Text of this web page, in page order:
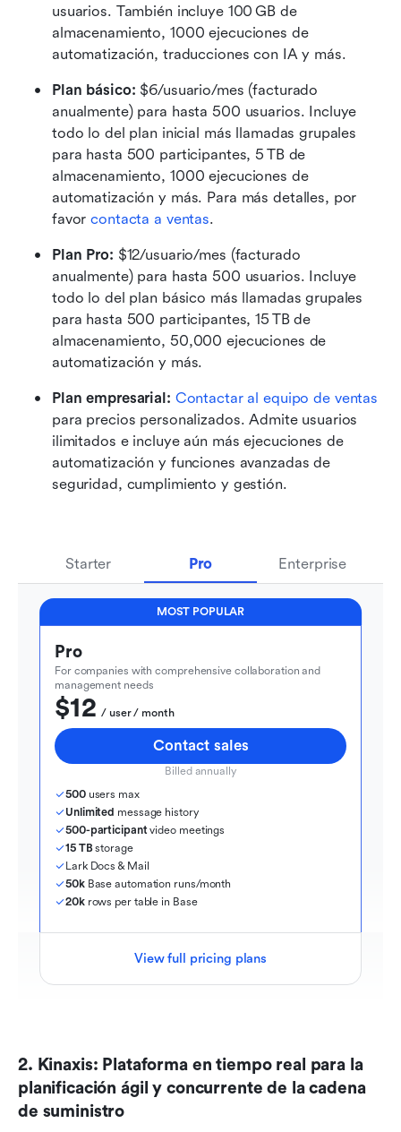
usuarios. También incluye 100 GB de
almacenamiento, 1000 ejecuciones de
automatización, traducciones con IA y más.
Plan básico: $6/usuario/mes (facturado
anualmente) para hasta 500 usuarios. Incluye
todo lo del plan inicial más llamadas grupales
para hasta 500 participantes, 5 TB de
almacenamiento, 1000 ejecuciones de
automatización y más. Para más detalles, por
favor contacta a ventas.
Plan Pro: $12/usuario/mes (facturado
anualmente) para hasta 500 usuarios. Incluye
todo lo del plan básico más llamadas grupales
para hasta 500 participantes, 15 TB de
almacenamiento, 50,000 ejecuciones de
automatización y más.
Plan empresarial: Contactar al equipo de ventas
para precios personalizados. Admite usuarios
ilimitados e incluye aún más ejecuciones de
automatización y funciones avanzadas de
seguridad, cumplimiento y gestión.
Starter Pro Enterprise
MOST POPULAR
Pro
For companies with comprehensive collaboration and
management needs
$12
  / user / month
Contact sales
Billed annually
500 users max
Unlimited message history
500-participant video meetings
15 TB storage
Lark Docs & Mail
50k Base automation runs/month
20k rows per table in Base
View full pricing plans
2. Kinaxis: Plataforma en tiempo real para la
planificación ágil y concurrente de la cadena
de suministro